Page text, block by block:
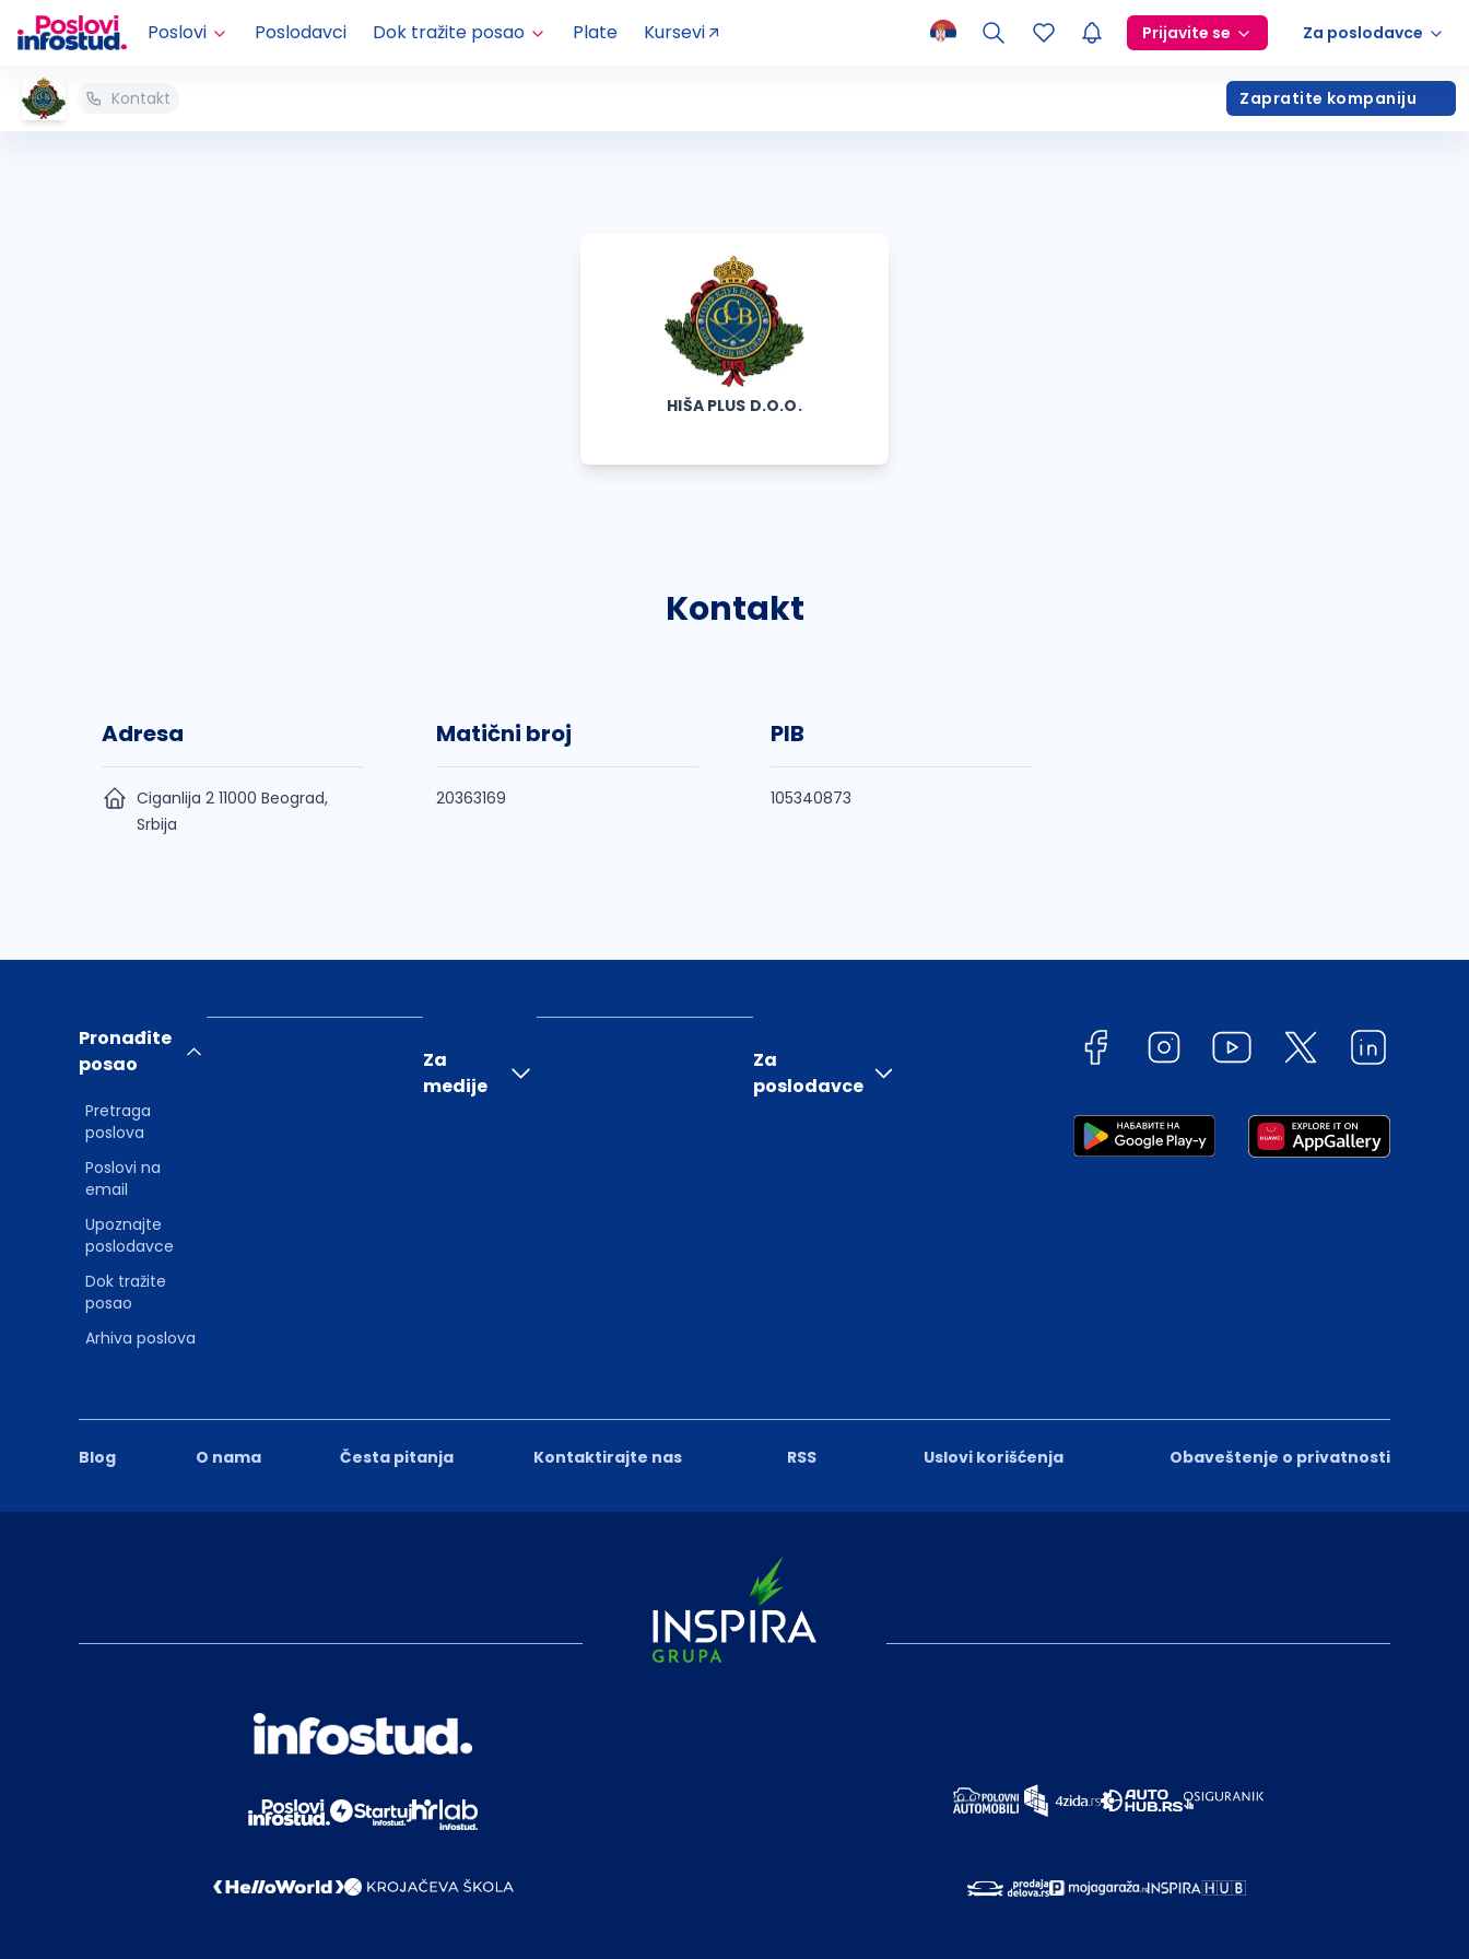
Poslovi Poslodavci Dok tražite posao Plate Kursevi Prijavite se Za poslodavce
Kontakt Zapratite kompaniju
HIŠA PLUS D.O.O.
Kontakt
Adresa
Ciganlija 2 11000 Beograd,
Srbija
Matični broj
20363169
PIB
105340873
Blog O nama Česta pitanja Kontaktirajte nas RSS Uslovi korišćenja Obaveštenje o privatnosti
Pronađite
posao
Pretraga
poslova
Poslovi na
email
Upoznajte
poslodavce
Dok tražite
posao
Arhiva poslova
Za
medije
Za
poslodavce